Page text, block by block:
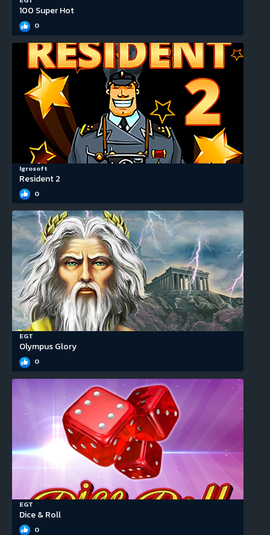
100 Super Hot
0
Igrosoft
Resident 2
0
EGT
Olympus Glory
0
EGT
Dice & Roll
0